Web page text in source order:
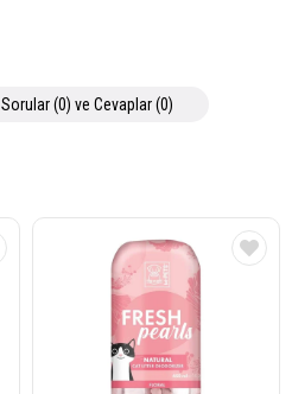
Sorular (0) ve Cevaplar (0)